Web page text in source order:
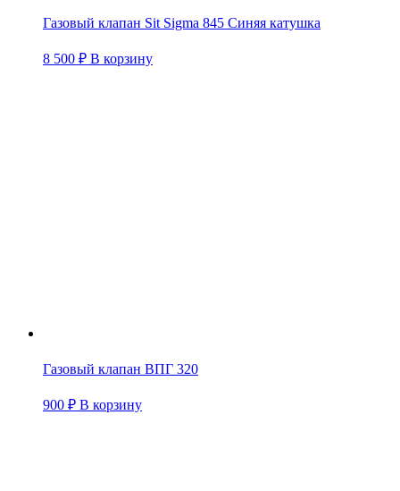
Газовый клапан Sit Sigma 845 Синяя катушка
8 500 ₽ В корзину
Газовый клапан ВПГ 320
900 ₽ В корзину